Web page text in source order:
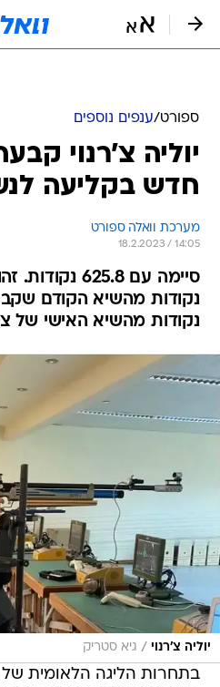
ספורט/ענפים נוספים
יוליה צ'רנוי
חדש בקליעה
מערכת וואלה ספורט
18.2.2023 / 14:05
סיימה עם 625.8
נקודות מהשיא האישי של
יוליה צ'רנוי / גיא סטריק
בתחרות הליגה הלאומית